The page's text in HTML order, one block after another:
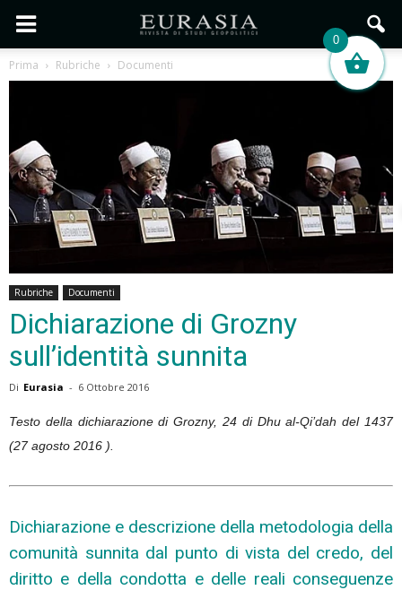
Prima Rubriche Documenti
Rubriche Documenti
Dichiarazione di Grozny
sull’identità sunnita
Di Eurasia - 6 Ottobre 2016
Testo della dichiarazione di Grozny, 24 di Dhu al-Qi’dah del 1437
(27 agosto 2016 ).
Dichiarazione e descrizione della metodologia della
comunità sunnita dal punto di vista del credo, del
diritto e della condotta e delle reali conseguenze
0